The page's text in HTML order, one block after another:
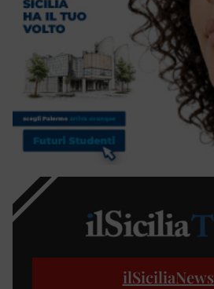
ilSiciliaNews